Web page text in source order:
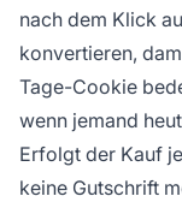
nach dem Klick
konvertieren,
Tage-Cookie
wenn jemand
Erfolgt der Kauf
keine Gutschrift